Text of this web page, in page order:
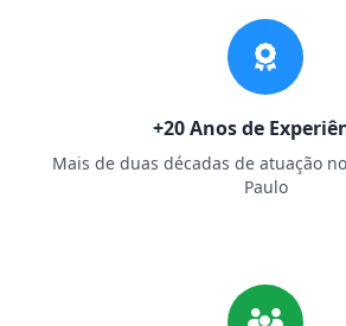
+20 Anos de
Mais de duas décadas de atuação
Paulo